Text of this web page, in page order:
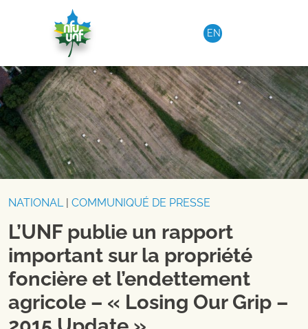
Aller au contenu
EN
NATIONAL| COMMUNIQUÉ DE PRESSE
L’UNF publie un rapport
important sur la propriété
foncière et l’endettement
agricole – « Losing Our Grip –